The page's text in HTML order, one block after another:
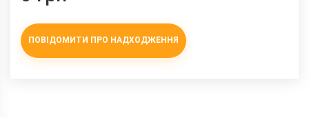
ПОВІДОМИТИ ПРО НАДХОДЖЕННЯ